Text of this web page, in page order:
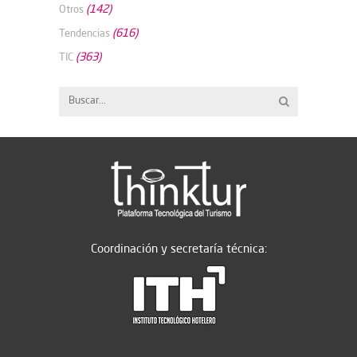
Otros (142)
Tendencias (616)
TIC (363)
Coordinación y secretaría técnica: